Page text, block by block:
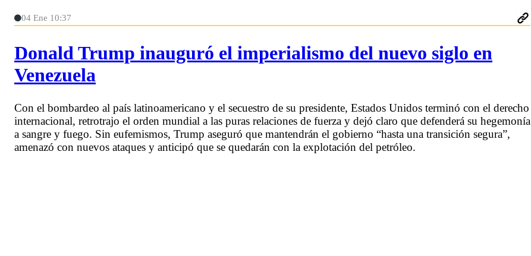
04 Ene 10:37
Donald Trump inauguró el imperialismo del nuevo siglo en
Venezuela
Con el bombardeo al país latinoamericano y el secuestro de su presidente, Estados Unidos terminó con el derecho
internacional, retrotrajo el orden mundial a las puras relaciones de fuerza y dejó claro que defenderá su hegemonía
a sangre y fuego. Sin eufemismos, Trump aseguró que mantendrán el gobierno “hasta una transición segura”,
amenazó con nuevos ataques y anticipó que se quedarán con la explotación del petróleo.